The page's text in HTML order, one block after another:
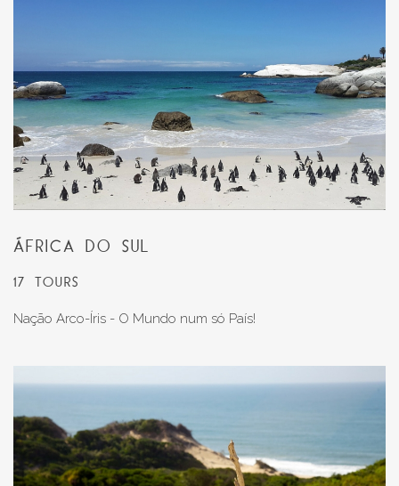
ÁFRICA DO SUL
17 TOURS
Nação Arco-Íris - O Mundo num só País!